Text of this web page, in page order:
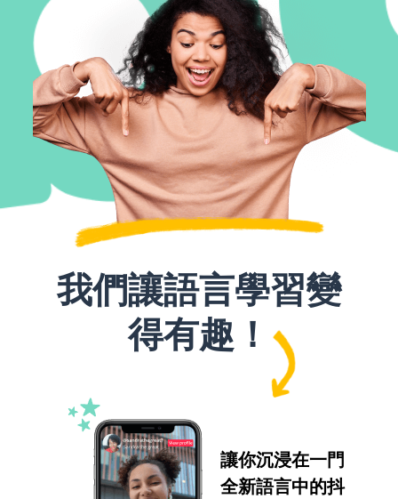
我們讓語言學習變
得有趣！
讓你沉浸在一門
全新語言中的抖